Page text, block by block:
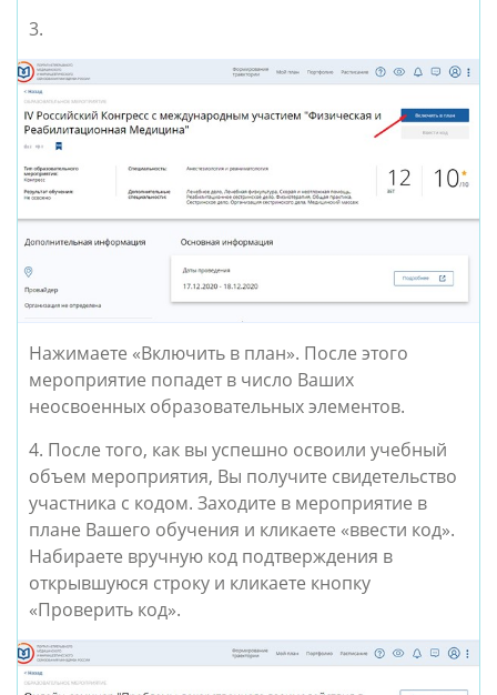
3.
Нажимаете «Включить в план». После этого
мероприятие попадет в число Ваших
неосвоенных образовательных элементов.
4. После того, как вы успешно освоили учебный
объем мероприятия, Вы получите свидетельство
участника с кодом. Заходите в мероприятие в
плане Вашего обучения и кликаете «ввести код».
Набираете вручную код подтверждения в
открывшуюся строку и кликаете кнопку
«Проверить код».